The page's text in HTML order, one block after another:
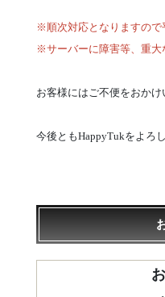
※順次対応となりますので
※サーバーに障害等、重大
お客様にはご不便をおか
今後ともHappyTukをよろ